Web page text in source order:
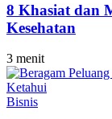
8 Khasiat dan
Kesehatan
3 menit
Bisnis